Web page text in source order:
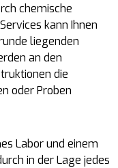
chemische
kann Ihnen
liegenden
an den
die
oder Proben
Labor und einem
in der Lage jedes